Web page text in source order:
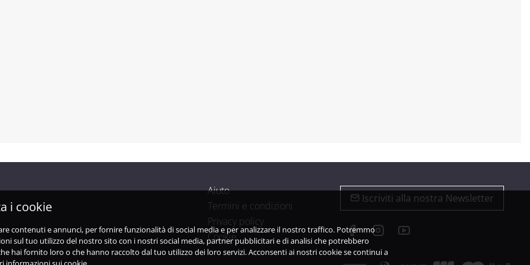
Aiuto
Termini e condizioni
Privacy policy
Cookie
Iscriviti alla nostra Newsletter
i cookie
contenuti e annunci, per fornire funzionalità di social media e per analizzare il nostro traffico. Potremmo
sul tuo utilizzo del nostro sito con i nostri social media, partner pubblicitari e di analisi che potrebbero
hai fornito loro o che hanno raccolto dal tuo utilizzo dei loro servizi. Acconsenti ai nostri cookie se continui a